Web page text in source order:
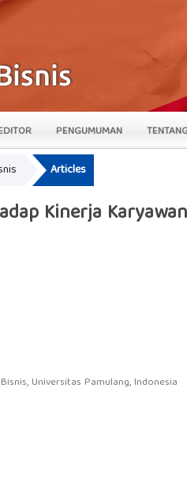
PENGUMUMAN
Articles
Kinerja
Universitas Pamulang, Indonesia